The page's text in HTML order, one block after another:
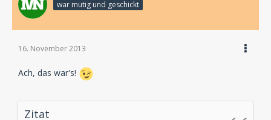
war mutig und geschickt
16. November 2013
Ach, das war's!
Zitat